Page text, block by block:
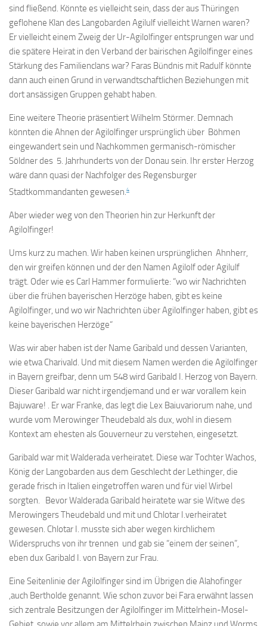
sind fließend. Könnte es vielleicht sein, dass der aus Thüringen
geflohene Klan des Langobarden Agilulf vielleicht Warnen waren?
Er vielleicht einem Zweig der Ur-Agilolfinger entsprungen war und
die spätere Heirat in den Verband der bairischen Agilolfinger eines
Stärkung des Familienclans war? Faras Bündnis mit Radulf könnte
dann auch einen Grund in verwandtschaftlichen Beziehungen mit
dort ansässigen Gruppen gehabt haben.
Eine weitere Theorie präsentiert Wilhelm Störmer. Demnach
könnten die Ahnen der Agilolfinger ursprünglich über Böhmen
eingewandert sein und Nachkommen germanisch-römischer
Söldner des 5. Jahrhunderts von der Donau sein. Ihr erster Herzog
wäre dann quasi der Nachfolger des Regensburger
Stadtkommandanten gewesen.4
Aber wieder weg von den Theorien hin zur Herkunft der
Agilolfinger!
Ums kurz zu machen. Wir haben keinen ursprünglichen Ahnherr,
den wir greifen können und der den Namen Agilolf oder Agilulf
trägt. Oder wie es Carl Hammer formulierte: “wo wir Nachrichten
über die frühen bayerischen Herzöge haben, gibt es keine
Agilolfinger, und wo wir Nachrichten über Agilolfinger haben, gibt es
keine bayerischen Herzöge“
Was wir aber haben ist der Name Garibald und dessen Varianten,
wie etwa Charivald. Und mit diesem Namen werden die Agilolfinger
in Bayern greifbar, denn um 548 wird Garibald I. Herzog von Bayern.
Dieser Garibald war nicht irgendjemand und er war vorallem kein
Bajuware! . Er war Franke, das legt die Lex Baiuvariorum nahe, und
wurde vom Merowinger Theudebald als dux, wohl in diesem
Kontext am ehesten als Gouverneur zu verstehen, eingesetzt.
Garibald war mit Walderada verheiratet. Diese war Tochter Wachos,
König der Langobarden aus dem Geschlecht der Lethinger, die
gerade frisch in Italien eingetroffen waren und für viel Wirbel
sorgten. Bevor Walderada Garibald heiratete war sie Witwe des
Merowingers Theudebald und mit und Chlotar I.verheiratet
gewesen. Chlotar I. musste sich aber wegen kirchlichem
Widerspruchs von ihr trennen und gab sie “einem der seinen”,
eben dux Garibald I. von Bayern zur Frau.
Eine Seitenlinie der Agilolfinger sind im Übrigen die Alahofinger
,auch Bertholde genannt. Wie schon zuvor bei Fara erwähnt lassen
sich zentrale Besitzungen der Agilolfinger im Mittelrhein-Mosel-